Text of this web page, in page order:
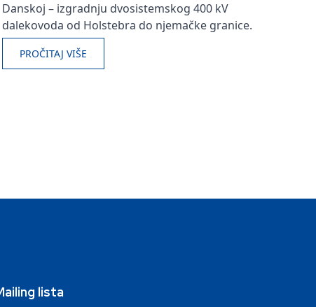
Danskoj – izgradnju dvosistemskog 400 kV
dalekovoda od Holstebra do njemačke granice.
PROČITAJ VIŠE
lista